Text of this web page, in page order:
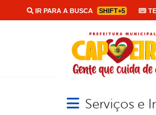
IR PARA A BUSCA SHIFT+5
Abrir menu
Serviços e